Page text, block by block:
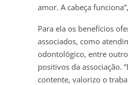
amor. A cabeça
Para ela os benefícios
associados, como
odontológico, entre
positivos da associação.
contente, valorizo o